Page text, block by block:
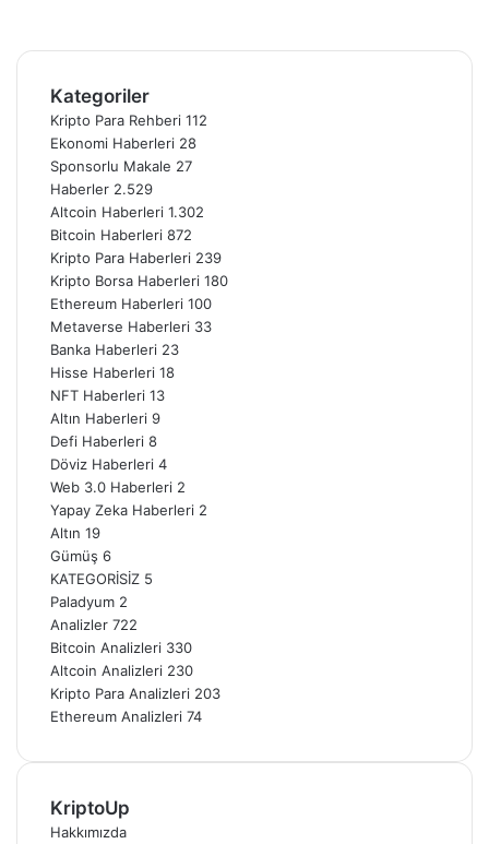
Kategoriler
Kripto Para Rehberi 112
Ekonomi Haberleri 28
Sponsorlu Makale 27
Haberler 2.529
Altcoin Haberleri 1.302
Bitcoin Haberleri 872
Kripto Para Haberleri 239
Kripto Borsa Haberleri 180
Ethereum Haberleri 100
Metaverse Haberleri 33
Banka Haberleri 23
Hisse Haberleri 18
NFT Haberleri 13
Altın Haberleri 9
Defi Haberleri 8
Döviz Haberleri 4
Web 3.0 Haberleri 2
Yapay Zeka Haberleri 2
Altın 19
Gümüş 6
KATEGORİSİZ 5
Paladyum 2
Analizler 722
Bitcoin Analizleri 330
Altcoin Analizleri 230
Kripto Para Analizleri 203
Ethereum Analizleri 74
KriptoUp
Hakkımızda